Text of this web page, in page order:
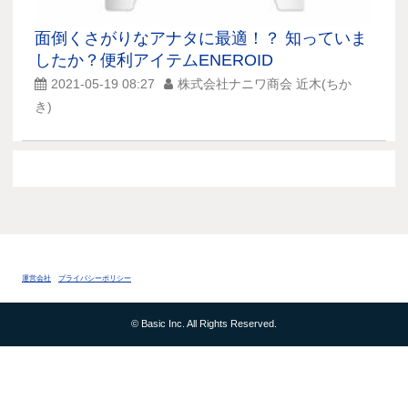
面倒くさがりなアナタに最適！？ 知っていま
したか？便利アイテムENEROID
2021-05-19 08:27
株式会社ナニワ商会 近木(ちか
き)
運営会社 プライバシーポリシー
© Basic Inc. All Rights Reserved.